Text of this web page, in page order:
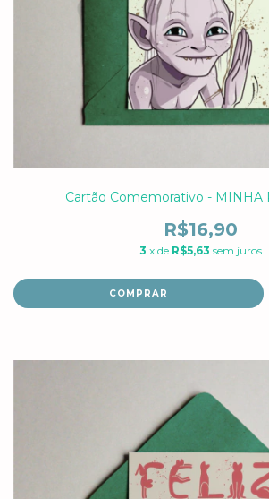
Cartão Comemorativo - MINHA
R$16,90
3 x de R$5,63 sem juros